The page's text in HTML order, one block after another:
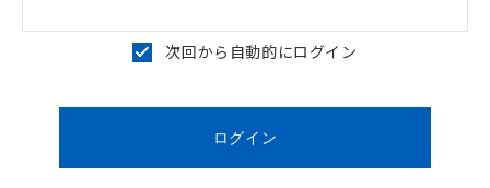
次回から自動的にログイン